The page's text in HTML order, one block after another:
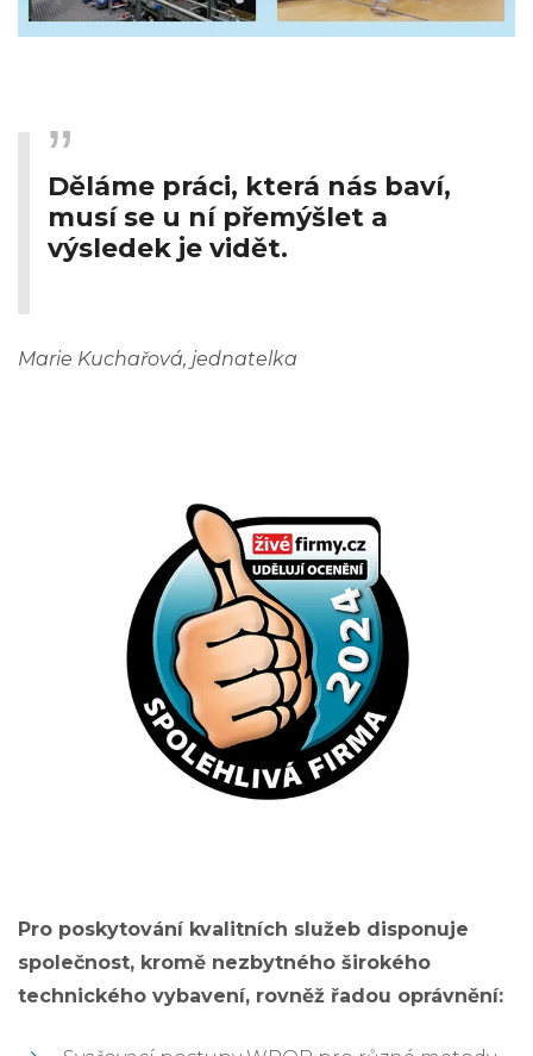
Děláme práci, která nás baví,
musí se u ní přemýšlet a
výsledek je vidět.
Marie Kuchařová, jednatelka
Pro poskytování kvalitních služeb disponuje
společnost, kromě nezbytného širokého
technického vybavení, rovněž řadou oprávnění: